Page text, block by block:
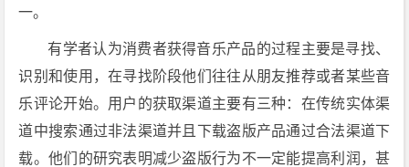
一。
有学者认为消费者获得音乐产品的过程主要是寻找、
识别和使用，在寻找阶段他们往往从朋友推荐或者某些音
乐评论开始。用户的获取渠道主要有三种：在传统实体渠
道中搜索通过非法渠道并且下载盗版产品通过合法渠道下
载。他们的研究表明减少盗版行为不一定能提高利润，甚